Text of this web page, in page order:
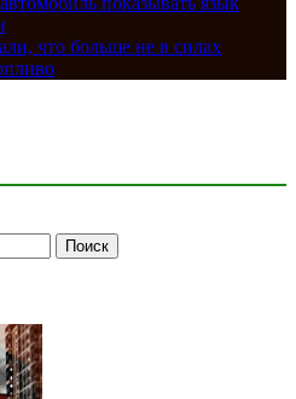
что больше не в силах